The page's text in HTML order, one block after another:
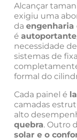
Alcançar
exigiu uma
da engenharia
é autoportante
necessidade
sistemas de
formal do
Cada painel é
camadas
alto
quebra. Outro
solar e o